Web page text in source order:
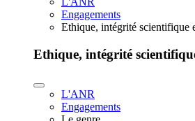
Engagements
Ethique, intégrité scientifique
Ethique, intégrité
L'ANR
Engagements